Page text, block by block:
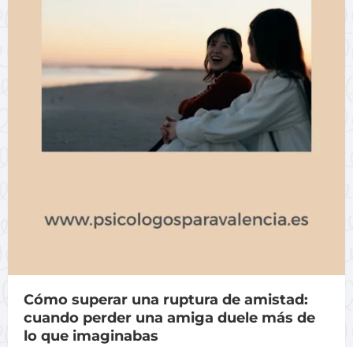
Cómo superar una ruptura de amistad:
cuando perder una amiga duele más de
lo que imaginabas